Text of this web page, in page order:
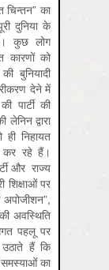
चिन्तन” का
दुनिया के
कुछ लोग
कारणों को
बुनियादी
देने में
पार्टी की
द्वारा
निहायत
रहे हैं।
और राज्य
शिक्षाओं पर
अवस्थिति
पहलू पर
हैं कि
समस्याओं का